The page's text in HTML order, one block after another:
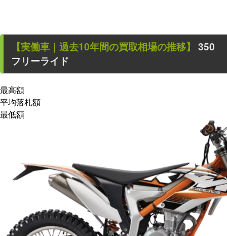
【実働車 ｜過去10年間の買取相場の推移】 350
フリーライド
最高額
平均落札額
最低額